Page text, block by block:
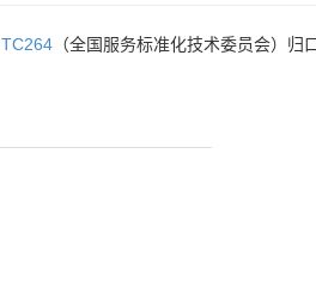
TC264 （全国服务标准化技术委员会）归